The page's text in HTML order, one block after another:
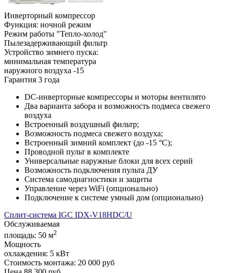
Инверторный компрессор
Функция: ночной режим
Режим работы "Тепло-холод"
Пылезадерживающий фильтр
Устройство зимнего пуска:
минимальная температура
наружного воздуха -15
Гарантия 3 года
DС-инверторные компрессоры и моторы вентилято
Два варианта забора и возможность подмеса свежего
воздуха
Встроенный воздушный фильтр;
Возможность подмеса свежего воздуха;
Встроенный зимний комплект (до -15 °С);
Проводной пульт в комплекте
Универсальные наружные блоки для всех серий
Возможность подключения пульта ДУ
Система самодиагностики и защиты
Управление через WiFi (опционально)
Подключение к системе умный дом (опционально)
Сплит-система IGC IDХ-V18HDC/U
Обслуживаемая
площадь: 50 м2
Мощность
охлаждения: 5 кВт
Стоимость монтажа: 20 000 руб